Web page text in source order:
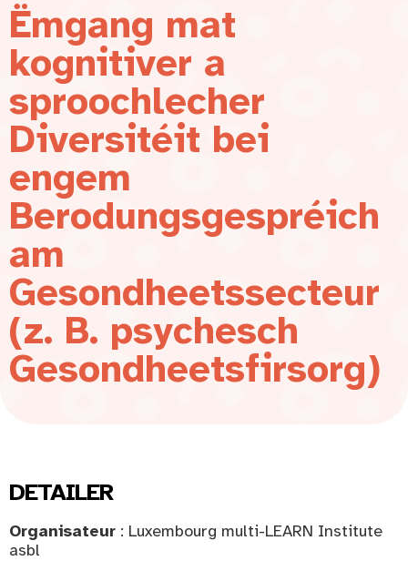
Ëmgang mat
kognitiver a
sproochlecher
Diversitéit bei
engem
Berodungsgespréich
am
Gesondheetssecteur
(z. B. psychesch
Gesondheetsfirsorg)
DETAILER
Organisateur : Luxembourg multi-LEARN Institute
asbl